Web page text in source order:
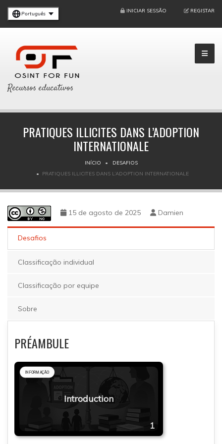
Português INICIAR SESSÃO REGISTAR
Recursos educativos
PRATIQUES ILLICITES DANS L’ADOPTION
INTERNATIONALE
INÍCIO
DESAFIOS
PRATIQUES ILLICITES DANS L’ADOPTION INTERNATIONALE
15 de agosto de 2025 Damien
Desafios
Classificação individual
Classificação por equipe
Sobre
PRÉAMBULE
Introduction
1
INFORMAÇÃO